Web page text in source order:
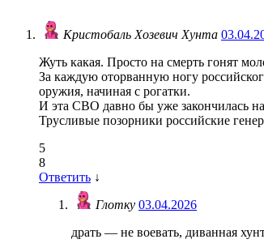
Кристобаль Хозевич Хунта
Жуть какая. Просто на смерть гонят
За каждую оторванную ногу
оружия, начиная с рогатки.
И эта СВО давно бы уже закончилась
Трусливые позорники российские
5
8
Ответить ↓
Глотку 03.04.2026
драть — не воевать, диванная